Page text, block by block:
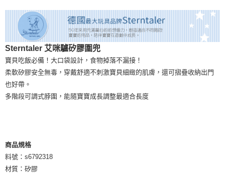
宅配
每筆NT$120，滿NT$1,500(含以上)免運費
貨到付款
每筆NT$120，滿NT$1,500(含以上)免運費
Sterntaler 艾咪驢矽膠圍兜
寶貝吃飯必備！大口袋設計，食物掉落不漏接！
柔軟矽膠安全無毒，穿戴舒適不刺激寶貝細緻的肌膚，還可摺疊收納出門
也好帶。
多階段可調式脖圍，能隨寶寶成長調整最適合長度
商品規格
料號：s6792318
材質：矽膠